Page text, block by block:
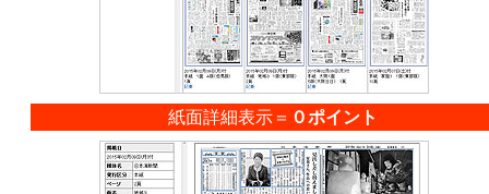
紙面詳細表示＝ ０ポイント